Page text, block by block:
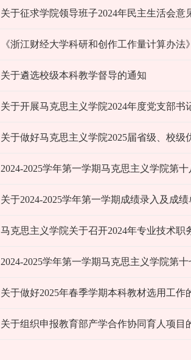
关于征求学院领导班子2024年民主生活会意
《浙江财经大学科研和创作工作量计算办法
关于遴选校级本科教学督导的通知
关于开展马克思主义学院2024年度党支部书
关于做好马克思主义学院2025届省级、校
2024-2025学年第一学期马克思主义学院第
关于2024-2025学年第一学期成绩录入及成
马克思主义学院关于召开2024年专业技术职
2024-2025学年第一学期马克思主义学院第
关于做好2025年春季学期本科教材选用工作
关于组织申报教育部产学合作协同育人项目